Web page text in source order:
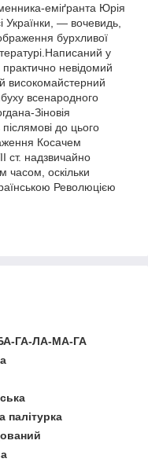
еміґранта Юрія
Українки, — вочевидь,
бурхливої
у
невідомий
високомайстерний
всенародного
Зіновія
до цього
Косачем
ст. надзвичайно
часом, оскільки
Революцією
ГА-ЛА-МА-ГА
палітурка